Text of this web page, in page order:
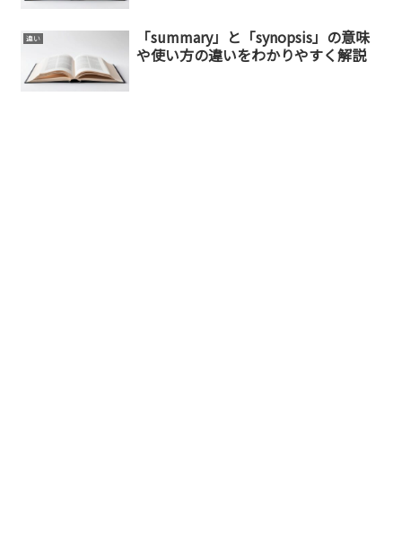
違い
「summary」と「synopsis」の意味
や使い方の違いをわかりやすく解説